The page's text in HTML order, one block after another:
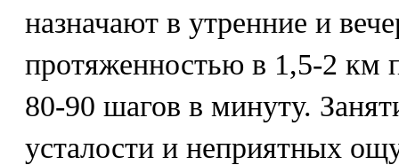
назначают в утренние и
протяженностью в 1,5-2 км
80-90 шагов в минуту.
усталости и неприятных